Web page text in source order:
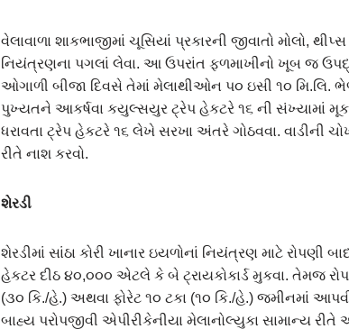
વેલાવાળા શાકભાજીમાં ચૂસિયાં પ્રકારની જીવાતો મોલો,
નિયંત્રણના પગલાં લેવા. આ ઉપરાંત ફળમાખીનો ખૂબ જ
ઓગાળી બીજા દિવસે તેમાં મેલાથીઓન પ૦ ઇસી ૧૦ મિ.લિ.
પુખ્યતને આકર્ષવા કયુલ્સયુર ટ્રેપ હેકટરે ૧૬ ની સંખ્યામાં
ધરાવતા ટ્રેપ હેકટરે ૧૬ લેખે સરખા અંતરે ગોઠવવા. વાડીની
રીતે નાશ કરવો.
શેરડી
શેરડીમાં સાંઠા કોરી ખાનાર ઇયળોનાં નિયંત્રણ માટે રોપણી
હેકટર દીઠ ૪૦,૦૦૦ એટલે કે બે ટ્રાયકોકાર્ડ મુકવા. તેમજ
(૩૦ કિ./હે.) અથવા ફોરેટ ૧૦ ટકા (૧૦ કિ./હે.) જમીનમાં
બાહ્ય પરોપજીવી એપીરીકેનીયા મેલાનોલ્યુકા સામાન્ય